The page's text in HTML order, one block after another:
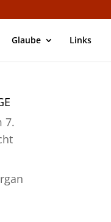
Glaube Links
7.